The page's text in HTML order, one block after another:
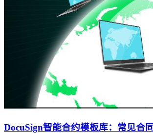
DocuSign智能合约模板库：常见合